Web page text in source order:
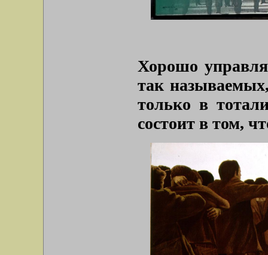
Хорошо
так
только в
состоит в том,